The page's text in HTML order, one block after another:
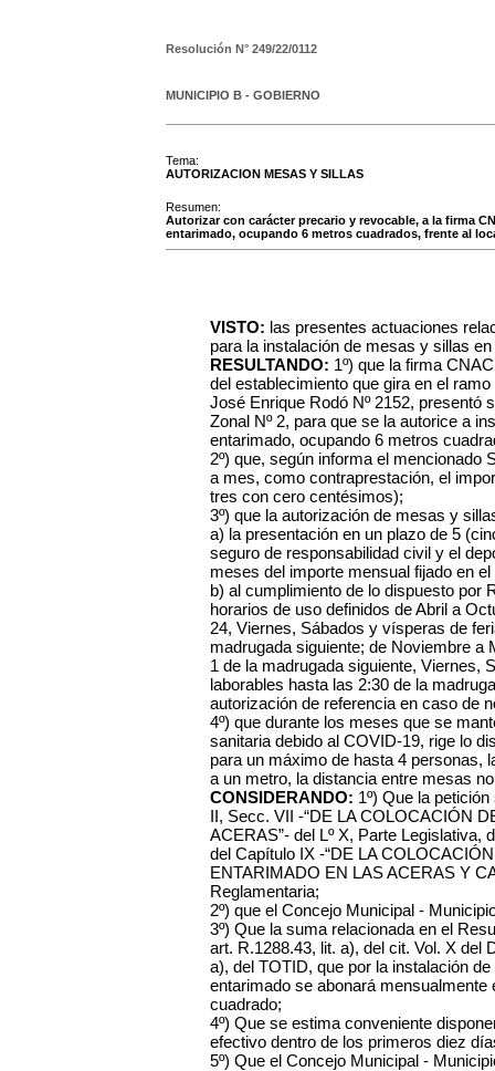
Resolución N° 249/22/0112
MUNICIPIO B - GOBIERNO
Tema:
AUTORIZACION MESAS Y SILLAS
Resumen:
Autorizar con carácter precario y revocable, a la firma
entarimado, ocupando 6 metros cuadrados, frente al
VISTO: las presentes actuaciones
para la instalación de mesas y sillas
RESULTANDO: 1º) que la firma
del establecimiento que gira en el
José Enrique Rodó Nº 2152, presentó
Zonal Nº 2, para que se la autorice a
entarimado, ocupando 6 metros
2º) que, según informa el mencionado
a mes, como contraprestación, el
tres con cero centésimos);
3º) que la autorización de mesas y
a) la presentación en un plazo de 5
seguro de responsabilidad civil y el
meses del importe mensual fijado en
b) al cumplimiento de lo dispuesto por
horarios de uso definidos de Abril a
24, Viernes, Sábados y vísperas de
madrugada siguiente; de Noviembre
1 de la madrugada siguiente, Viernes,
laborables hasta las 2:30 de la
autorización de referencia en caso de
4º) que durante los meses que se
sanitaria debido al COVID-19, rige lo
para un máximo de hasta 4 personas,
a un metro, la distancia entre mesas
CONSIDERANDO: 1º) Que la
II, Secc. VII -“DE LA COLOCACIÓN
ACERAS”- del Lº X, Parte Legislativa,
del Capítulo IX -“DE LA
ENTARIMADO EN LAS ACERAS Y
Reglamentaria;
2º) que el Concejo Municipal -
3º) Que la suma relacionada en el
art. R.1288.43, lit. a), del cit. Vol. X del
a), del TOTID, que por la instalación
entarimado se abonará
cuadrado;
4º) Que se estima conveniente
efectivo dentro de los primeros diez
5º) Que el Concejo Municipal -